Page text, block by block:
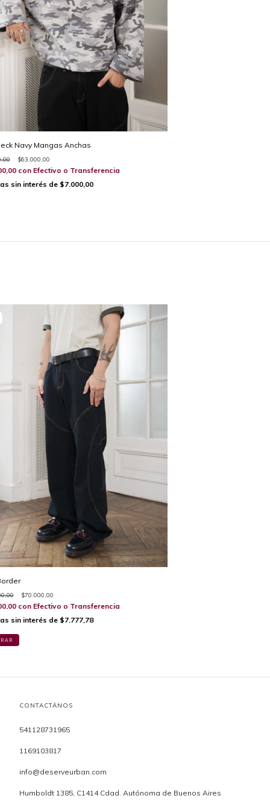
Navy Mangas Anchas
$63.000,00
con Efectivo o Transferencia
sin interés de$7.000,00
$70.000,00
con Efectivo o Transferencia
sin interés de$7.777,78
CONTACTÁNOS
541128731965
1169103817
info@deserveurban.com
Humboldt 1385, C1414 Cdad. Autónoma de Buenos Aires